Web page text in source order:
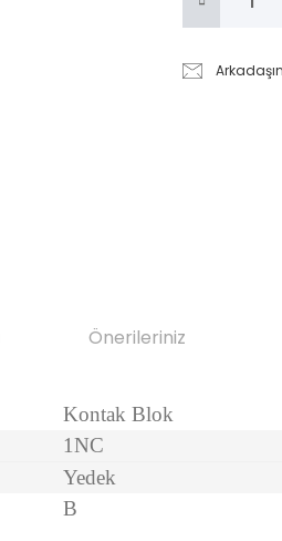
Önerileriniz
Kontak Blok
1NC
Yedek
B